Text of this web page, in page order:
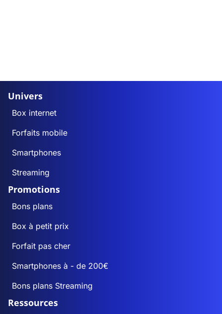
Univers
Box internet
Forfaits mobile
Smartphones
Streaming
Promotions
Bons plans
Box à petit prix
Forfait pas cher
Smartphones à - de 200€
Bons plans Streaming
Ressources